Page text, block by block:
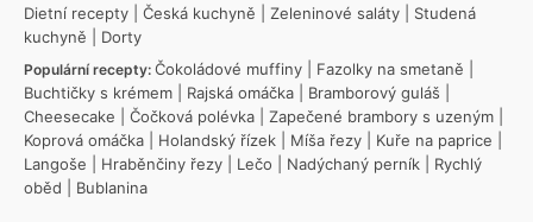
Dietní recepty
Česká kuchyně Zeleninové saláty
Studená
kuchyně
Dorty
Populární recepty: Čokoládové muffiny Fazolky na smetaně
Buchtičky s krémem
Rajská omáčka Bramborový guláš
Cheesecake
Čočková polévka Zapečené brambory s uzeným
Koprová omáčka
Holandský řízek Míša řezy Kuře na paprice
Langoše
Hraběnčiny řezy Lečo Nadýchaný perník
Rychlý
oběd
Bublanina